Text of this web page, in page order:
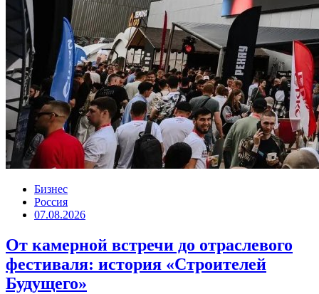
Бизнес
Россия
07.08.2026
От камерной встречи до отраслевого
фестиваля: история «Строителей
Будущего»